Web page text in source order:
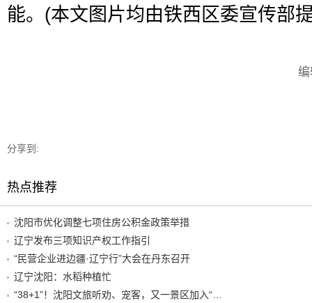
能。(本文图片均由铁西区委宣传部
分享到:
热点推荐
沈阳市优化调整七项住房公积金政策举措
辽宁发布三项知识产权工作指引
“民营企业进边疆·辽宁行”大会在丹东召开
辽宁沈阳：水稻种植忙